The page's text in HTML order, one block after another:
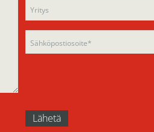
empty.
field
empty.